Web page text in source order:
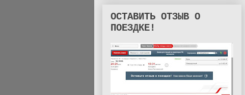
ОСТАВИТЬ ОТЗЫВ О
ПОЕЗДКЕ!